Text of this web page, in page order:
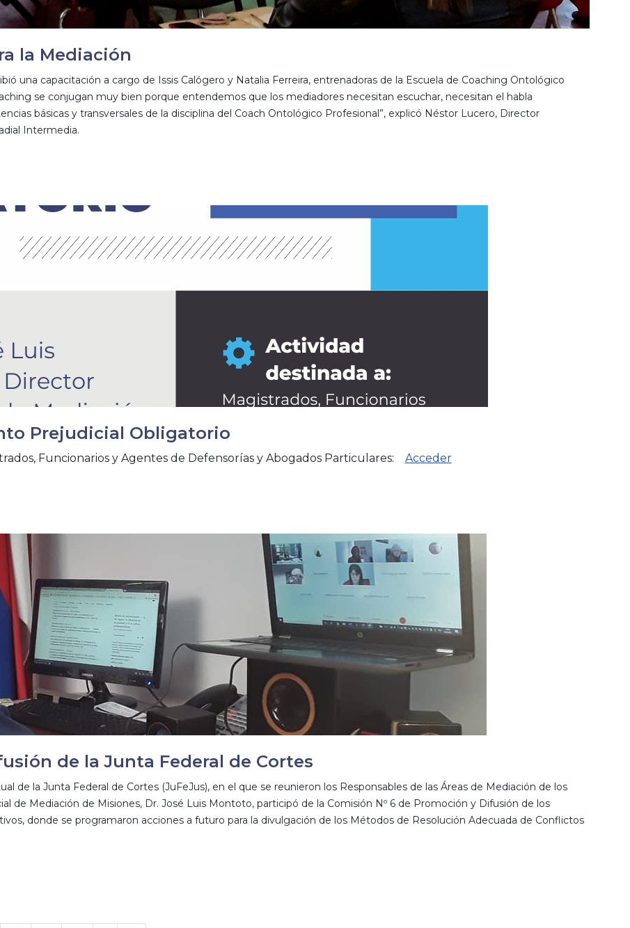
la Mediación
una capacitación a cargo de Issis Calógero y Natalia Ferreira, entrenadoras de la Escuela de Coaching Ontológico
se conjugan muy bien porque entendemos que los mediadores necesitan escuchar, necesitan el habla
básicas y transversales de la disciplina del Coach Ontológico Profesional”, explicó Néstor Lucero, Director
Intermedia.
Prejudicial Obligatorio
Funcionarios y Agentes de Defensorías y Abogados Particulares: Acceder
de la Junta Federal de Cortes
de la Junta Federal de Cortes (JuFeJus), en el que se reunieron los Responsables de las Áreas de Mediación de los
de Mediación de Misiones, Dr. José Luis Montoto, participó de la Comisión Nº 6 de Promoción y Difusión de los
donde se programaron acciones a futuro para la divulgación de los Métodos de Resolución Adecuada de Conflictos